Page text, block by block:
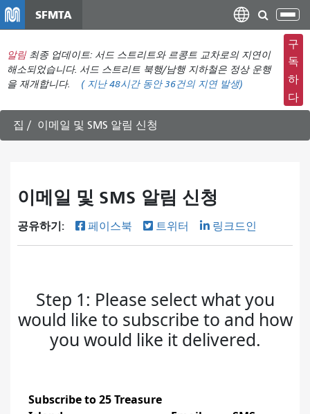
텐
츠
로
건
너
뛰
SFMTA
탐
색
메
뉴
전
환
알림 최종 업데이트: 서드 스트리트와 르콩트 교차로의 지연이
해소되었습니다. 서드 스트리트 북행/남행 지하철은 정상 운행
을 재개합니다.
( 지난 48시간 동안36건의 지연 발생)
구
독
하
다
집 이메일 및 SMS 알림 신청
이메일 및 SMS 알림 신청
공유하기: 페이스북 트위터 링크드인